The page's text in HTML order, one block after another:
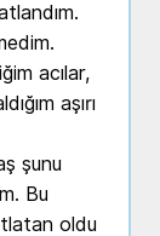
acılar,
aşırı
şunu
Bu
oldu